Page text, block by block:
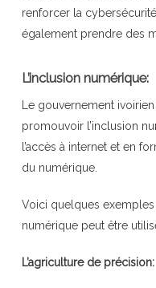
renforcer la
également prendre des
L’inclusion numérique:
Le gouvernement
promouvoir l’inclusion
l’accès à internet et en
du numérique.
Voici quelques
numérique peut être
L’agriculture de précision: